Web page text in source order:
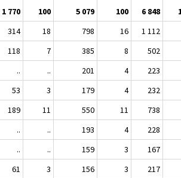
1 770 100 5 079 100 6 848
314 18 798 16
1 112
118 7 385 8
502
.. .. 201 4
223
53 3 179 4
232
189 11 550 11
738
.. .. 193 4
228
.. .. 159 3
167
61 3 156 3
217